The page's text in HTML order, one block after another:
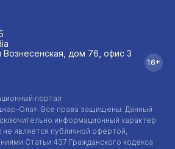
портал
Ола». Все права защищены. Данный
информационный характер
не является публичной офертой,
Статьи 437 Гражданского кодекса
Вознесенская, дом 76, офис 3
16+